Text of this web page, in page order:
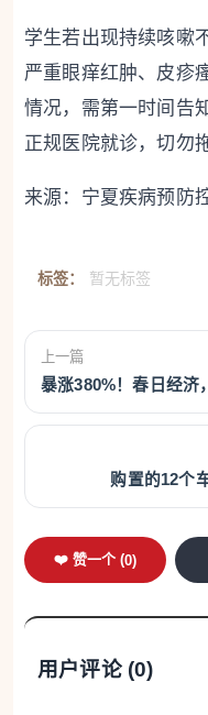
学生若出现持续咳嗽
严重眼痒红肿、皮疹
情况，需第一时间告
正规医院就诊，切勿
来源：宁夏疾病预防
标签： 暂无标签
上一篇
暴涨380%！春日经济
购置的12个
❤️ 赞一个 (0)
用户评论 (0)